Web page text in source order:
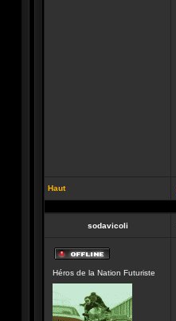
Haut
sodavicoli
ligne
Héros de la Nation Futuriste